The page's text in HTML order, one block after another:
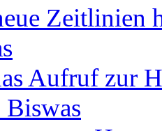
Zeitlinien
Aufruf zur